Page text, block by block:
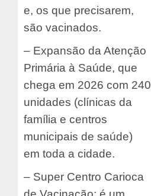
e, os que precisarem,
são vacinados.
– Expansão da Atenção
Primária à Saúde, que
chega em 2026 com 240
unidades (clínicas da
família e centros
municipais de saúde)
em toda a cidade.
– Super Centro Carioca